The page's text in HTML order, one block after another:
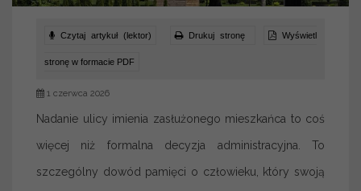
Czytaj artykuł (lektor) Drukuj stronę Wyświetl
stronę w formacie PDF
1 czerwca 2026
Nadanie ulicy imienia zasłużonego mieszkańca to coś
więcej niż formalna decyzja administracyjna. To
szczególny dowód pamięci o człowieku, który swoją